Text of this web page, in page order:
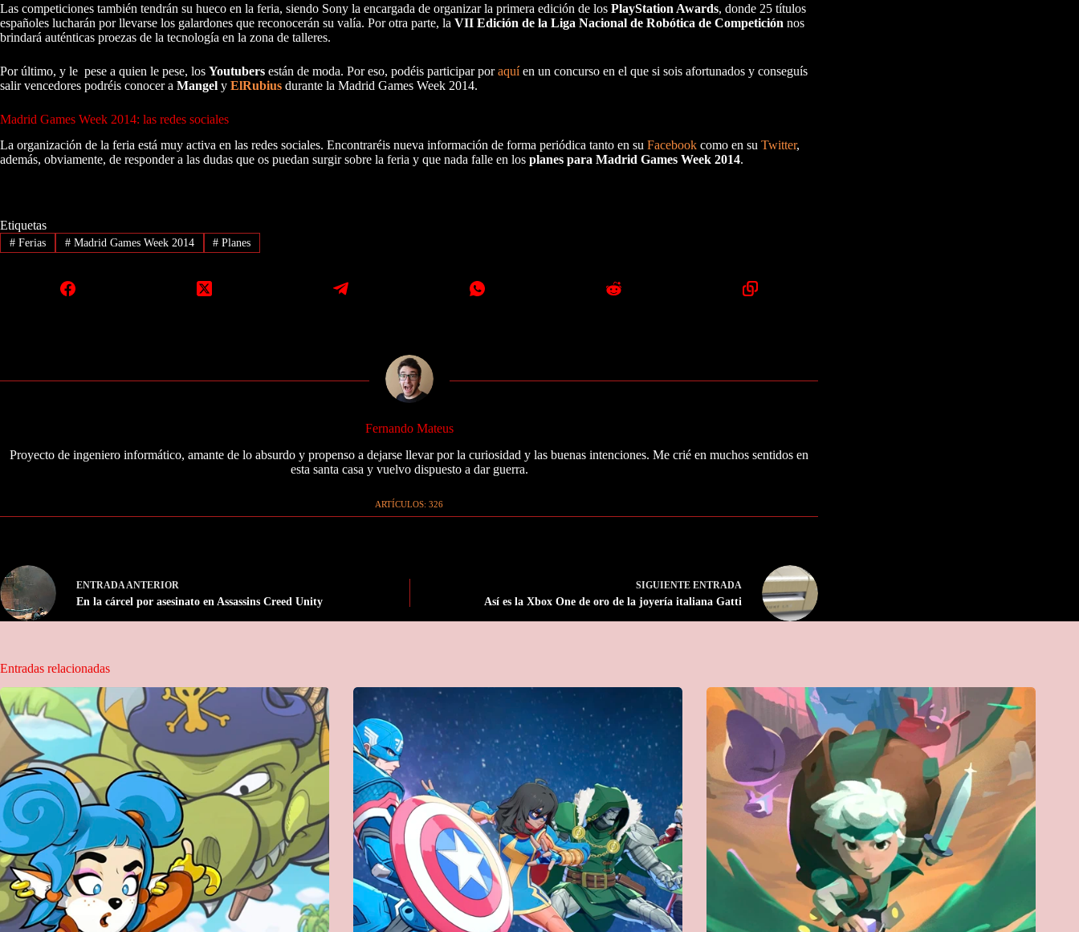
Las competiciones también tendrán su hueco en la feria, siendo Sony la encargada de organizar la primera edición de los PlayStation Awards, donde 25 títulos
españoles lucharán por llevarse los galardones que reconocerán su valía. Por otra parte, la VII Edición de la Liga Nacional de Robótica de Competición nos
brindará auténticas proezas de la tecnología en la zona de talleres.
Por último, y le pese a quien le pese, los Youtubers están de moda. Por eso, podéis participar poraquíen un concurso en el que si sois afortunados y conseguís
salir vencedores podréis conocer a Mangel y ElRubius durante la Madrid Games Week 2014.
Madrid Games Week 2014: las redes sociales
La organización de la feria está muy activa en las redes sociales. Encontraréis nueva información de forma periódica tanto en su Facebook como en su Twitter,
además, obviamente, de responder a las dudas que os puedan surgir sobre la feria y que nada falle en los planes para Madrid Games Week 2014.
Etiquetas
#Ferias #Madrid Games Week 2014 # Planes
Fernando Mateus
Proyecto de ingeniero informático, amante de lo absurdo y propenso a dejarse llevar por la curiosidad y las buenas intenciones. Me crié en muchos sentidos en
esta santa casa y vuelvo dispuesto a dar guerra.
ARTÍCULOS: 326
ENTRADAANTERIOR
En la cárcel por asesinato en Assassins Creed Unity
SIGUIENTEENTRADA
Así es la Xbox One de oro de la joyería italiana Gatti
Entradas relacionadas